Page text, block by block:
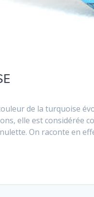
de la turquoise
elle est considérée
On raconte en